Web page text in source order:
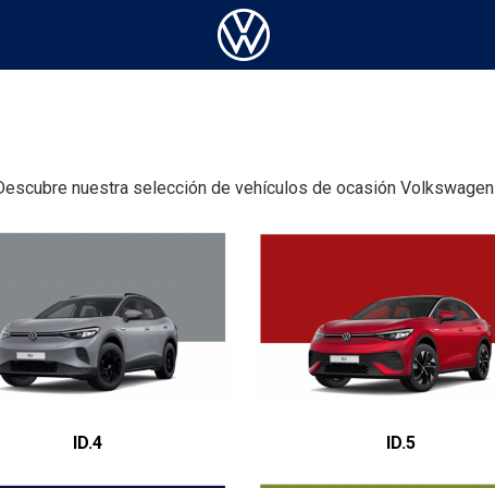
nuestra selección de vehículos de ocasión Volkswagen
ID.4 ID.5